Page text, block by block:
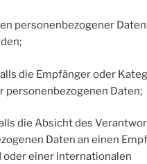
personenbezogener
die Empfänger oder
personenbezogenen Daten;
die Absicht des
Daten an einen
einer internationalen